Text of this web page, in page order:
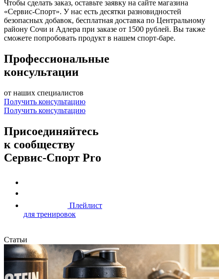
Чтобы сделать заказ, оставьте заявку на сайте магазина
«Сервис-Спорт». У нас есть десятки разновидностей
безопасных добавок, бесплатная доставка по Центральному
району Сочи и Адлера при заказе от 1500 рублей. Вы также
сможете попробовать продукт в нашем спорт-баре.
Профессиональные
консультации
от наших специалистов
Получить консультацию
Получить консультацию
Присоединяйтесь
к сообществу
Сервис-Спорт Pro
Плейлист
для тренировок
Статьи